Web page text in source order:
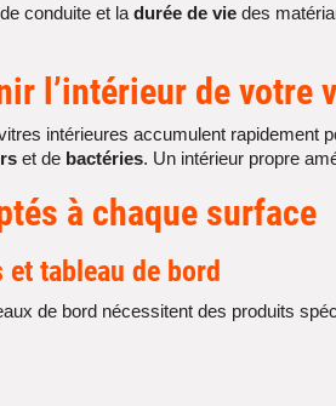
de conduite et la durée de vie des
l’intérieur de votre
intérieures accumulent rapidement
et de bactéries. Un intérieur propre
à chaque surface
et tableau de bord
de bord nécessitent des produits